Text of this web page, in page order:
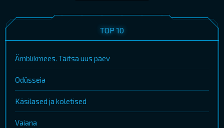
TOP 10
Ämblikmees. Täitsa uus päev
Odüsseia
Käsilased ja koletised
Vaiana